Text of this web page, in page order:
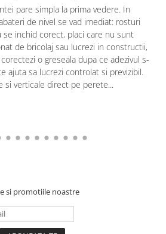
pare simpla la prima vedere. In
de nivel se vad imediat: rosturi
se inchid corect, placi care nu sunt
de bricolaj sau lucrezi in constructii,
o greseala dupa ce adezivul s-
ajuta sa lucrezi controlat si previzibil.
si verticale direct pe perete...
si promotiile noastre